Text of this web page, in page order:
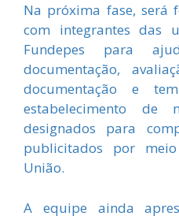
Na próxima fase, será
com integrantes das
Fundepes para
documentação,
documentação e
estabelecimento
designados para
publicitados por
União.
A equipe ainda